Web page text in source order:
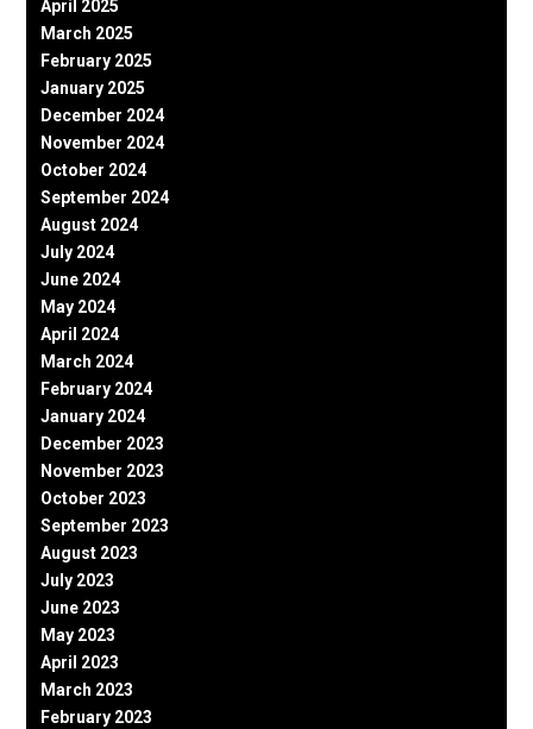
April 2025
March 2025
February 2025
January 2025
December 2024
November 2024
October 2024
September 2024
August 2024
July 2024
June 2024
May 2024
April 2024
March 2024
February 2024
January 2024
December 2023
November 2023
October 2023
September 2023
August 2023
July 2023
June 2023
May 2023
April 2023
March 2023
February 2023